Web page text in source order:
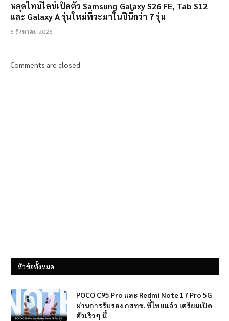
หลุดไทม์ไลน์เปิดตัว Samsung Galaxy S26 FE, Tab S12
และ Galaxy A รุ่นใหม่ที่จะมาในปีนี้กว่า 7 รุ่น
6 สิงหาคม 2026
Comments are closed.
หัวข้อทั้งหมด
POCO C95 Pro และ Redmi Note 17 Pro 5G
ผ่านการรับรอง กสทช. ที่ไทยแล้ว เตรียมเปิด
ตัวเร็วๆ นี้